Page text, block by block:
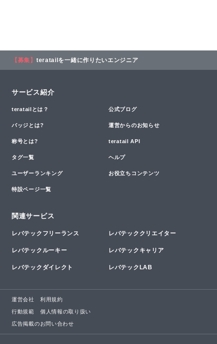
【募集】 teratailを一緒に作りたいエンジニア
サービス紹介
teratailとは？ 公式ブログ
バッジとは? 運営からのお知らせ
称号とは? teratail API
タグ一覧 ヘルプ
ユーザーランキング お役立ちコンテンツ
特設ページ一覧
関連サービス
レバテックフリーランス レバテッククリエイター
レバテックルーキー レバテックキャリア
レバテックダイレクト レバテックLAB
運営会社 利用規約
行動規範 個人情報の取り扱い
広告掲載のお問い合わせ